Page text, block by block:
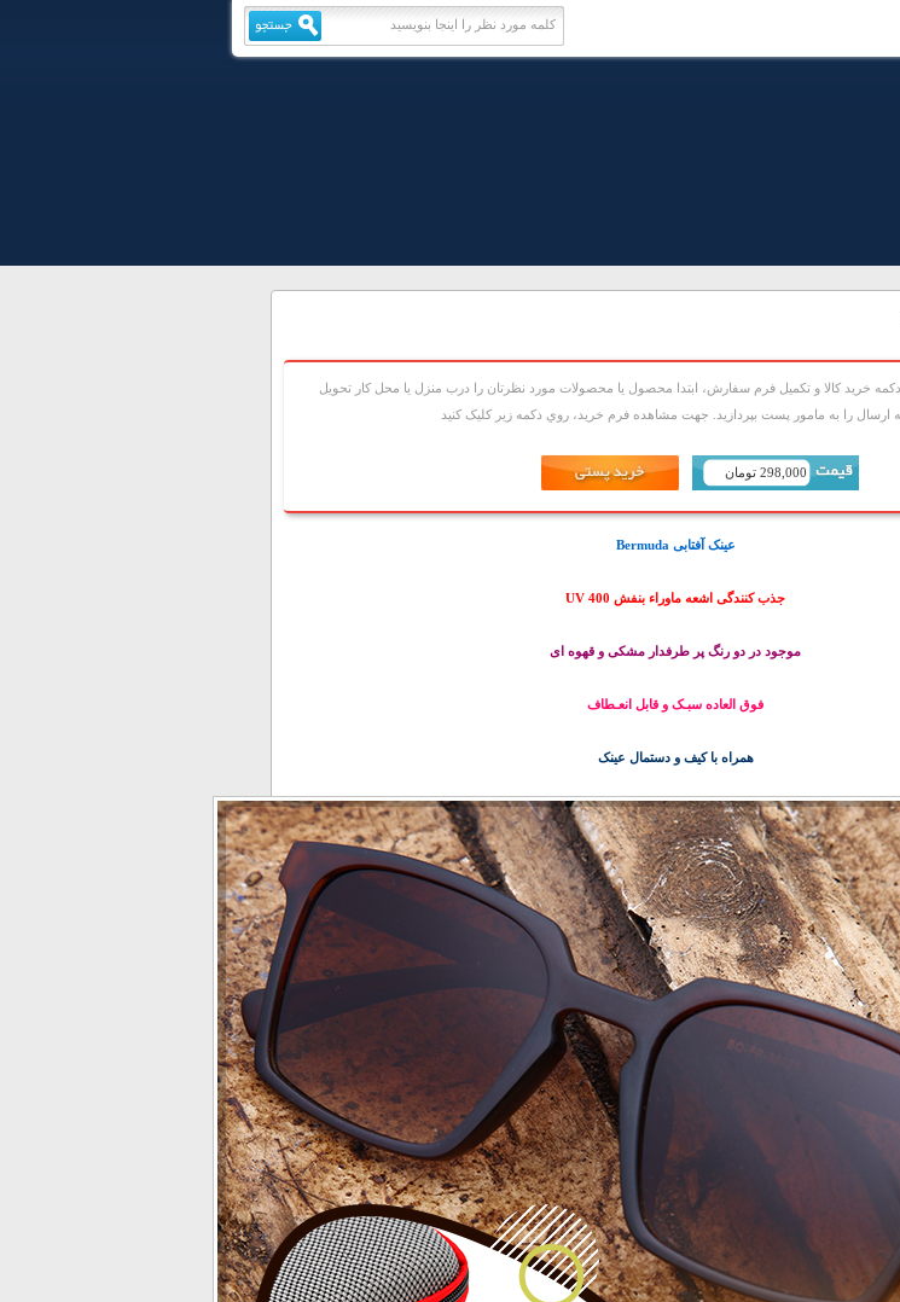
خريد کالا و تکميل فرم سفارش، ابتدا محصول يا محصولات مورد نظرتان را درب منزل يا محل کار تحويل
ارسال را به مامور پست بپردازيد. جهت مشاهده فرم خريد، روي دکمه زير کليک کنيد
298,000 تومان
عینک آفتابی Bermuda
جذب کنندگی اشعه ماوراء بنفش UV 400
موجود در دو رنگ پر طرفدار مشکی و قهوه ای
فوق العاده سبـک و قابل انعـطاف
همراه با کیف و دستمال عینک